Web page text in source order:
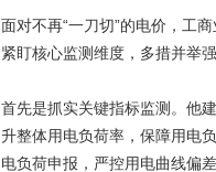
面对不再“一刀切”的电价，工
紧盯核心监测维度，多措并举
首先是抓实关键指标监测。他
升整体用电负荷率，保障用电
电负荷申报，严控用电曲线偏